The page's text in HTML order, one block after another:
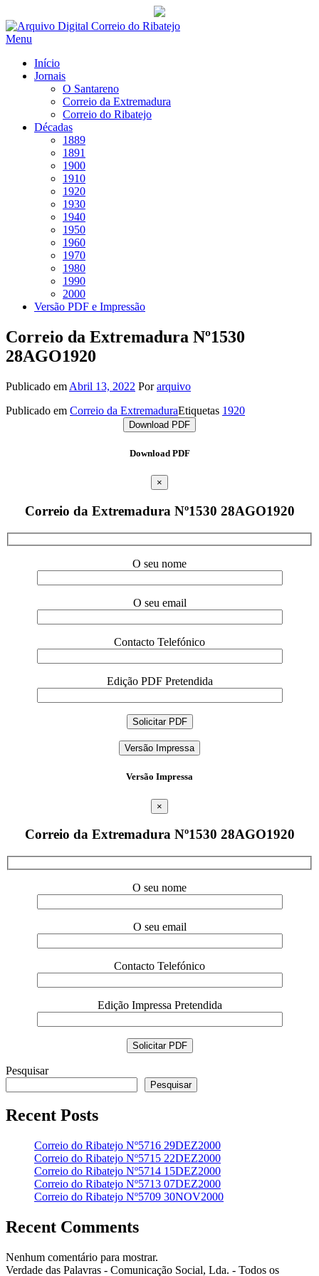
Saltar
para
Menu
Início
Jornais
O Santareno
Correio da Extremadura
Correio do Ribatejo
Décadas
1889
1891
1900
1910
1920
1930
1940
1950
1960
1970
1980
1990
2000
Versão PDF e Impressão
Correio da Extremadura Nº1530
28AGO1920
Publicado em Abril 13, 2022 Porarquivo
Publicado em Correio da ExtremaduraEtiquetas 1920
Download PDF
Download PDF
×
Correio da Extremadura Nº1530 28AGO1920
O seu nome
O seu email
Contacto Telefónico
Edição PDF Pretendida
Versão Impressa
Versão Impressa
×
Correio da Extremadura Nº1530 28AGO1920
O seu nome
O seu email
Contacto Telefónico
Edição Impressa Pretendida
Pesquisar
Pesquisar
Recent Posts
Correio do Ribatejo Nº5716 29DEZ2000
Correio do Ribatejo Nº5715 22DEZ2000
Correio do Ribatejo Nº5714 15DEZ2000
Correio do Ribatejo Nº5713 07DEZ2000
Correio do Ribatejo Nº5709 30NOV2000
Recent Comments
Nenhum comentário para mostrar.
Verdade das Palavras - Comunicação Social, Lda. - Todos os